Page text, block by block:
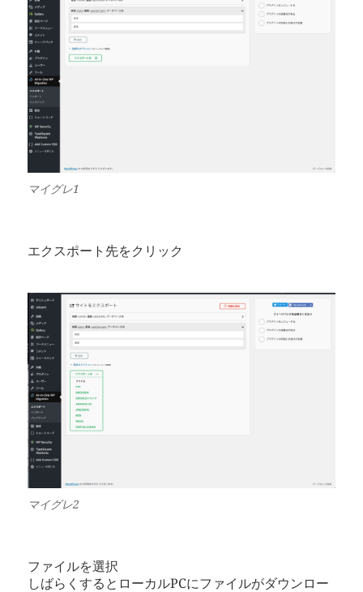
マイグレ1
エクスポート先をクリック
マイグレ2
ファイルを選択
しばらくするとローカルPCにファイルがダウンロー